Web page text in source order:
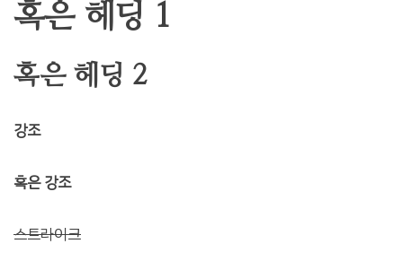
혹은 헤딩 1
혹은 헤딩 2
강조
혹은 강조
스트라이크